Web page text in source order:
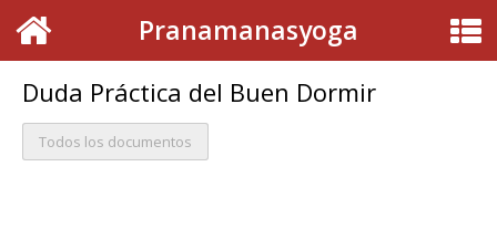
Pranamanasyoga
Duda Práctica del Buen Dormir
Todos los documentos